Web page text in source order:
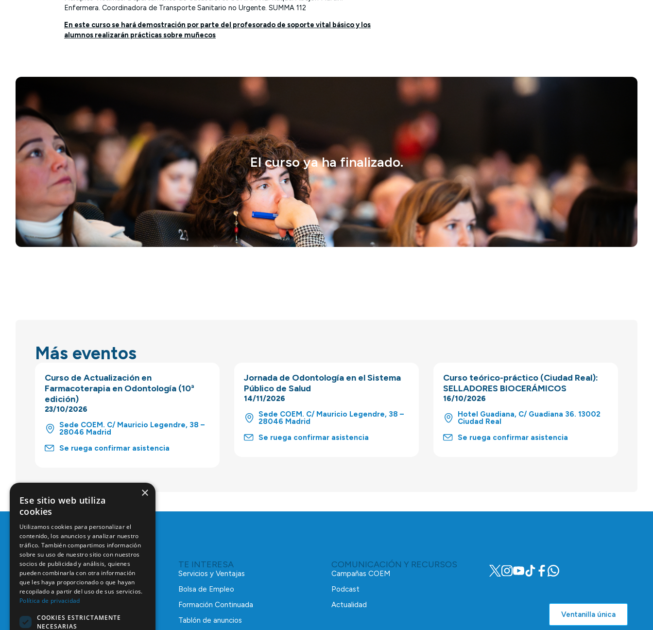
Enfermera. Coordinadora de Transporte Sanitario no Urgente. SUMMA 112
En este curso se hará demostración por parte del profesorado de soporte vital básico y los
alumnos realizarán prácticas sobre muñecos
El curso ya ha finalizado.
Más eventos
Curso de Actualización en
Farmacoterapia en Odontología (10ª
edición)
23/10/2026
Sede COEM. C/ Mauricio Legendre, 38 –
28046 Madrid
Se ruega confirmar asistencia
Jornada de Odontología en el Sistema
Público de Salud
14/11/2026
Sede COEM. C/ Mauricio Legendre, 38 –
28046 Madrid
Se ruega confirmar asistencia
Curso teórico-práctico (Ciudad Real):
SELLADORES BIOCERÁMICOS
16/10/2026
Hotel Guadiana, C/ Guadiana 36. 13002
Ciudad Real
Se ruega confirmar asistencia
C/ Mauricio Legendre, 38
TE INTERESA
Servicios y Ventajas
Bolsa de Empleo
Formación Continuada
Tablón de anuncios
COMUNICACIÓN Y RECURSOS
Campañas COEM
Podcast
Actualidad
Ventanilla única
×
Ese sitio web utiliza
cookies
Utilizamos cookies para personalizar el
contenido, los anuncios y analizar nuestro
tráfico. También compartimos información
sobre su uso de nuestro sitio con nuestros
socios de publicidad y análisis, quienes
pueden combinarla con otra información
que les haya proporcionado o que hayan
recopilado a partir del uso de sus servicios.
Política de privacidad
COOKIES ESTRICTAMENTE
NECESARIAS